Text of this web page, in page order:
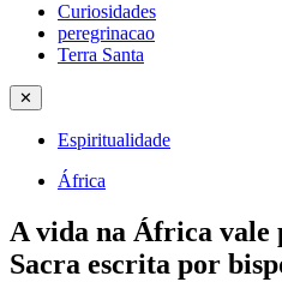
Curiosidades
peregrinacao
Terra Santa
✕
Espiritualidade
África
A vida na África vale
Sacra escrita por